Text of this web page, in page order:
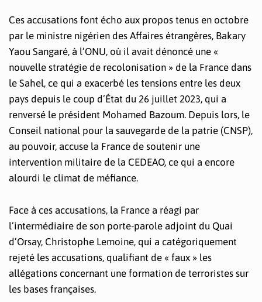
Ces accusations font écho aux propos tenus en octobre
par le ministre nigérien des Affaires étrangères, Bakary
Yaou Sangaré, à l’ONU, où il avait dénoncé une «
nouvelle stratégie de recolonisation » de la France dans
le Sahel, ce qui a exacerbé les tensions entre les deux
pays depuis le coup d’État du 26 juillet 2023, qui a
renversé le président Mohamed Bazoum. Depuis lors, le
Conseil national pour la sauvegarde de la patrie (CNSP),
au pouvoir, accuse la France de soutenir une
intervention militaire de la CEDEAO, ce qui a encore
alourdi le climat de méfiance.
Face à ces accusations, la France a réagi par
l’intermédiaire de son porte-parole adjoint du Quai
d’Orsay, Christophe Lemoine, qui a catégoriquement
rejeté les accusations, qualifiant de « faux » les
allégations concernant une formation de terroristes sur
les bases françaises.